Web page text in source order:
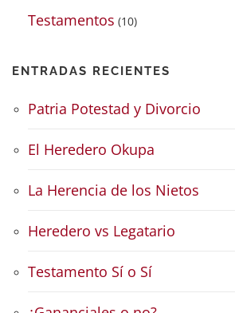
Testamentos (10)
ENTRADAS RECIENTES
Patria Potestad y Divorcio
El Heredero Okupa
La Herencia de los Nietos
Heredero vs Legatario
Testamento Sí o Sí